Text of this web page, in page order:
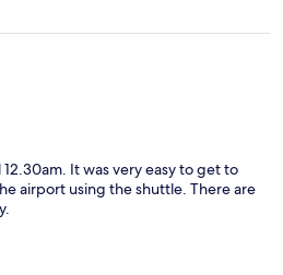
It was very easy to get to
airport using the shuttle. There are